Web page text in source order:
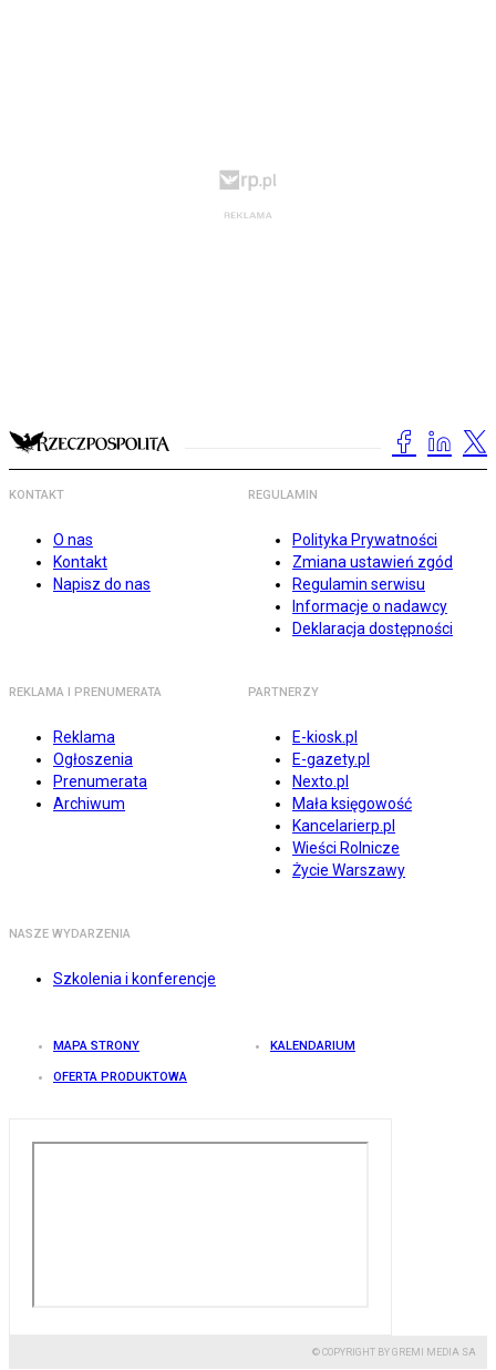
KONTAKT
O nas
Kontakt
Napisz do nas
REGULAMIN
Polityka Prywatności
Zmiana ustawień zgód
Regulamin serwisu
Informacje o nadawcy
Deklaracja dostępności
REKLAMA I PRENUMERATA
Reklama
Ogłoszenia
Prenumerata
Archiwum
PARTNERZY
E-kiosk.pl
E-gazety.pl
Nexto.pl
Mała księgowość
Kancelarierp.pl
Wieści Rolnicze
Życie Warszawy
NASZE WYDARZENIA
Szkolenia i konferencje
MAPA STRONY KALENDARIUM
OFERTA PRODUKTOWA
© COPYRIGHT BY GREMI MEDIA SA